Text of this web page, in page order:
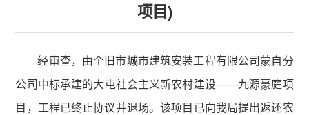
项目)
经审查，由个旧市城市建筑安装工程有限公司蒙自分
公司中标承建的大屯社会主义新农村建设——九源豪庭项
目，工程已终止协议并退场。该项目已向我局提出返还农